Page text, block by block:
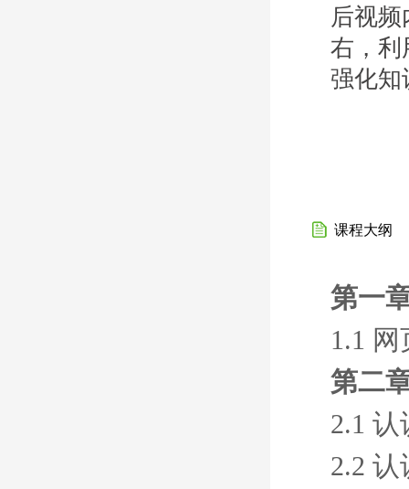
后视
右，利
强化知
课程大纲
第一
1.1
第二
2.1
2.2